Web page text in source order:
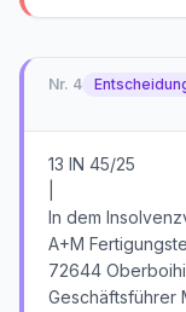
Nr. 4
13 IN 45/25
In dem
A+M
72644
Geschäftsführer